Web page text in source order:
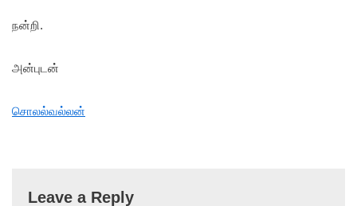
நன்றி.
அன்புடன்
சொலல்வல்லன்
Leave a Reply